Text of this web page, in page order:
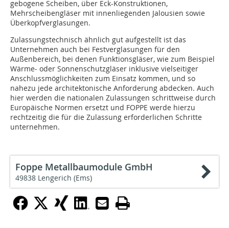
gebogene Scheiben, über Eck-Konstruktionen,
Mehrscheibengläser mit innenliegenden Jalousien sowie
Überkopfverglasungen.
Zulassungstechnisch ähnlich gut aufgestellt ist das
Unternehmen auch bei Festverglasungen für den
Außenbereich, bei denen Funktionsgläser, wie zum Beispiel
Wärme- oder Sonnenschutzgläser inklusive vielseitiger
Anschlussmöglichkeiten zum Einsatz kommen, und so
nahezu jede architektonische Anforderung abdecken. Auch
hier werden die nationalen Zulassungen schrittweise durch
Europäische Normen ersetzt und FOPPE werde hierzu
rechtzeitig die für die Zulassung erforderlichen Schritte
unternehmen.
Foppe Metallbaumodule GmbH
49838 Lengerich (Ems)